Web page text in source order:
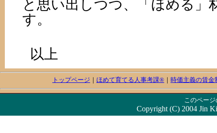
と思い出しつつ、「ほめる」
す。
以上
トップページ ｜ ほめて育てる人事考課® ｜ 時価主義の賃金
このペー
Copyright (C) 2004 Jin